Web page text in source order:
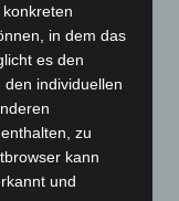
in dem das
es den
individuellen
zu
kann
und